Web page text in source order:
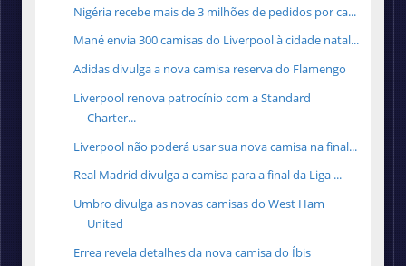
Nigéria recebe mais de 3 milhões de pedidos por ca...
Mané envia 300 camisas do Liverpool à cidade natal...
Adidas divulga a nova camisa reserva do Flamengo
Liverpool renova patrocínio com a Standard
Charter...
Liverpool não poderá usar sua nova camisa na final...
Real Madrid divulga a camisa para a final da Liga ...
Umbro divulga as novas camisas do West Ham
United
Errea revela detalhes da nova camisa do Íbis